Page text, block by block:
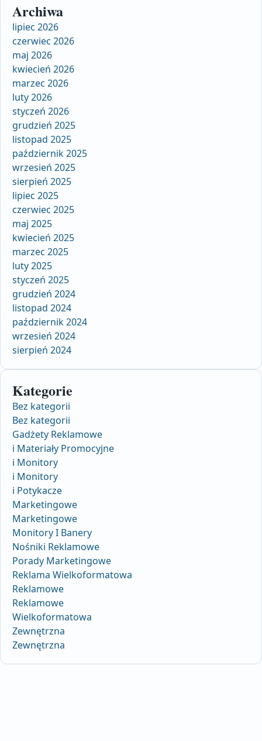
Archiwa
lipiec 2026
czerwiec 2026
maj 2026
kwiecień 2026
marzec 2026
luty 2026
styczeń 2026
grudzień 2025
listopad 2025
październik 2025
wrzesień 2025
sierpień 2025
lipiec 2025
czerwiec 2025
maj 2025
kwiecień 2025
marzec 2025
luty 2025
styczeń 2025
grudzień 2024
listopad 2024
październik 2024
wrzesień 2024
sierpień 2024
Kategorie
Bez kategorii
Bez kategorii
Gadżety Reklamowe
i Materiały Promocyjne
i Monitory
i Monitory
i Potykacze
Marketingowe
Marketingowe
Monitory I Banery
Nośniki Reklamowe
Porady Marketingowe
Reklama Wielkoformatowa
Reklamowe
Reklamowe
Wielkoformatowa
Zewnętrzna
Zewnętrzna